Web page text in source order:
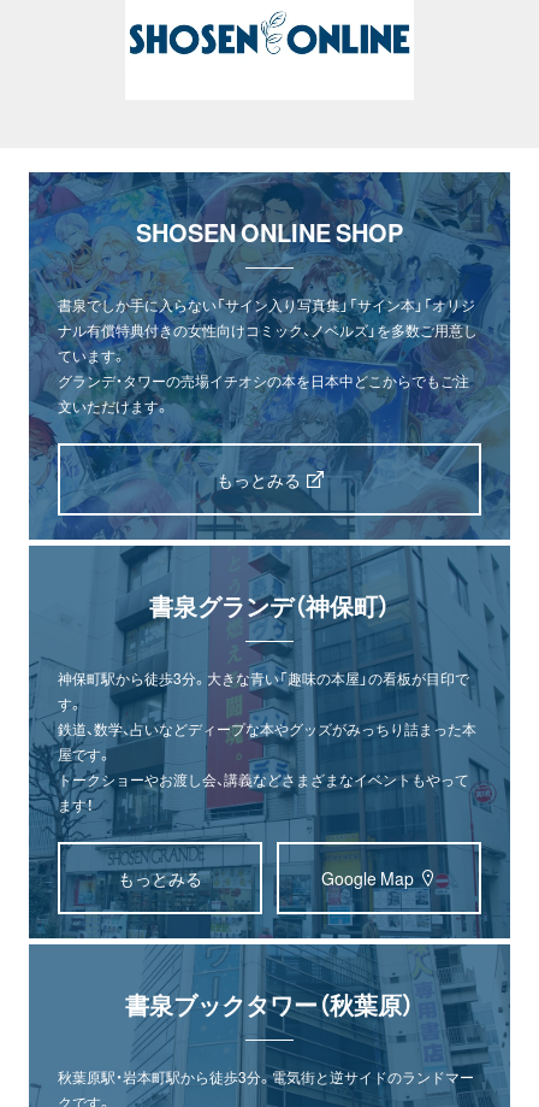
SHOSEN ONLINE SHOP
書泉でしか手に入らない「サイン入り写真集」「サイン本」「オリジ
ナル有償特典付きの女性向けコミック、ノベルズ」を多数ご用意し
ています。
グランデ・タワーの売場イチオシの本を日本中どこからでもご注
文いただけます。
もっとみる
書泉グランデ（神保町）
神保町駅から徒歩3分。大きな青い「趣味の本屋」の看板が目印で
す。
鉄道、数学、占いなどディープな本やグッズがみっちり詰まった本
屋です。
トークショーやお渡し会、講義などさまざまなイベントもやって
ます！
もっとみる Google Map
書泉ブックタワー（秋葉原）
秋葉原駅・岩本町駅から徒歩3分。電気街と逆サイドのランドマー
クです。